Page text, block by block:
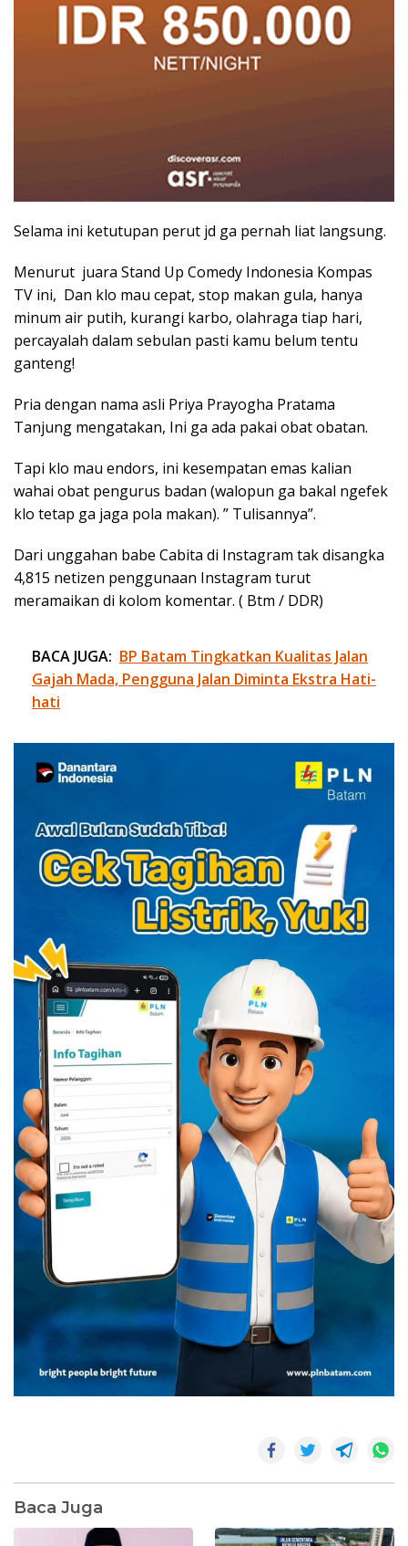
Selama ini ketutupan perut jd ga pernah liat langsung.
Menurut juara Stand Up Comedy Indonesia Kompas
TV ini, Dan klo mau cepat, stop makan gula, hanya
minum air putih, kurangi karbo, olahraga tiap hari,
percayalah dalam sebulan pasti kamu belum tentu
ganteng!
Pria dengan nama asli Priya Prayogha Pratama
Tanjung mengatakan, Ini ga ada pakai obat obatan.
Tapi klo mau endors, ini kesempatan emas kalian
wahai obat pengurus badan (walopun ga bakal ngefek
klo tetap ga jaga pola makan). ” Tulisannya”.
Dari unggahan babe Cabita di Instagram tak disangka
4,815 netizen penggunaan Instagram turut
meramaikan di kolom komentar. ( Btm / DDR)
BACA JUGA: BP Batam Tingkatkan Kualitas Jalan
Gajah Mada, Pengguna Jalan Diminta Ekstra Hati-
hati
Baca Juga